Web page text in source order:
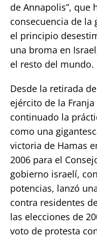
de Annapolis”, que
consecuencia de la
el principio
una broma en
el resto del mundo.
Desde la retirada
ejército de la Franja
continuado la
como una
victoria de Hamas
2006 para el
gobierno israelí,
potencias, lanzó
contra residentes
las elecciones de
voto de protesta